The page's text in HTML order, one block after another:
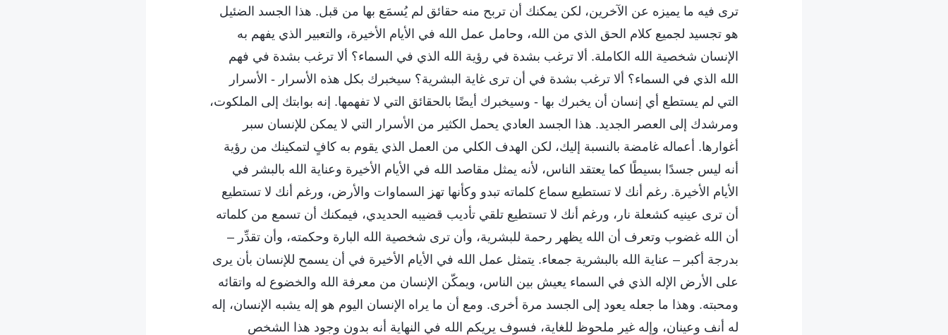
ترى فيه ما يميزه عن الآخرين، لكن يمكنك أن تربح منه حقائق لم يُسمَع بها من قبل. هذا الجسد الضئيل
هو تجسيد لجميع كلام الحق الذي من الله، وحامل عمل الله في الأيام الأخيرة، والتعبير الذي يفهم به
الإنسان شخصية الله الكاملة. ألا ترغب بشدة في رؤية الله الذي في السماء؟ ألا ترغب بشدة في فهم
الله الذي في السماء؟ ألا ترغب بشدة في أن ترى غاية البشرية؟ سيخبرك بكل هذه الأسرار - الأسرار
التي لم يستطع أي إنسان أن يخبرك بها - وسيخبرك أيضًا بالحقائق التي لا تفهمها. إنه بوابتك إلى الملكوت،
ومرشدك إلى العصر الجديد. هذا الجسد العادي يحمل الكثير من الأسرار التي لا يمكن للإنسان سبر
أغوارها. أعماله غامضة بالنسبة إليك، لكن الهدف الكلي من العمل الذي يقوم به كافٍ لتمكينك من رؤية
أنه ليس جسدًا بسيطًا كما يعتقد الناس، لأنه يمثل مقاصد الله في الأيام الأخيرة وعناية الله بالبشر في
الأيام الأخيرة. رغم أنك لا تستطيع سماع كلماته تبدو وكأنها تهز السماوات والأرض، ورغم أنك لا تستطيع
أن ترى عينيه كشعلة نار، ورغم أنك لا تستطيع تلقي تأديب قضيبه الحديدي، فيمكنك أن تسمع من كلماته
أن الله غضوب وتعرف أن الله يظهر رحمة للبشرية، وأن ترى شخصية الله البارة وحكمته، وأن تقدِّر –
بدرجة أكبر – عناية الله بالبشرية جمعاء. يتمثل عمل الله في الأيام الأخيرة في أن يسمح للإنسان بأن يرى
على الأرض الإله الذي في السماء يعيش بين الناس، ويمكّن الإنسان من معرفة الله والخضوع له واتقائه
ومحبته. وهذا ما جعله يعود إلى الجسد مرة أخرى. ومع أن ما يراه الإنسان اليوم هو إله يشبه الإنسان، إله
له أنف وعينان، وإله غير ملحوظ للغاية، فسوف يريكم الله في النهاية أنه بدون وجود هذا الشخص